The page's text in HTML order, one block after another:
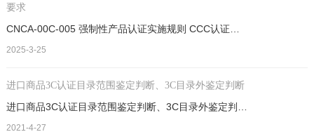
要求
2025-3-25
进口商品3C认证目录范围鉴定判断、3C目录外鉴定判断
2021-4-27